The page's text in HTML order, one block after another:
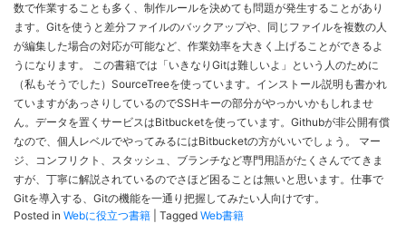
数で作業することも多く、制作ルールを決めても問題が発生することがあり
ます。Gitを使うと差分ファイルのバックアップや、同じファイルを複数の人
が編集した場合の対応が可能など、作業効率を大きく上げることができるよ
うになります。 この書籍では「いきなりGitは難しいよ」という人のために
（私もそうでした）SourceTreeを使っています。インストール説明も書かれ
ていますがあっさりしているのでSSHキーの部分がやっかいかもしれませ
ん。データを置くサービスはBitbucketを使っています。Githubが非公開有償
なので、個人レベルでやってみるにはBitbucketの方がいいでしょう。 マー
ジ、コンフリクト、スタッシュ、ブランチなど専門用語がたくさんでてきま
すが、丁寧に解説されているのでさほど困ることは無いと思います。仕事で
Gitを導入する、Gitの機能を一通り把握してみたい人向けです。
Posted in Webに役立つ書籍 Tagged Web書籍